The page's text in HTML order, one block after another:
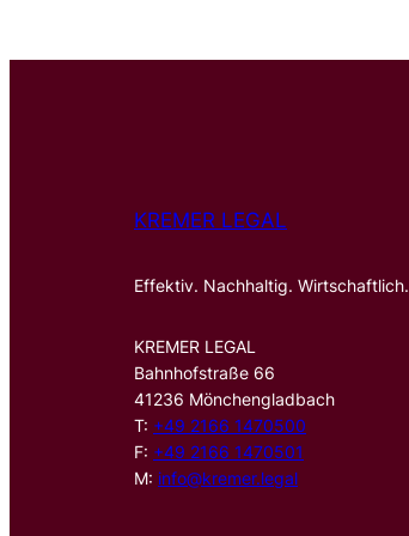
KREMER LEGAL
Effektiv. Nachhaltig. Wirtschaftlich.
KREMER LEGAL
Bahnhofstraße 66
41236 Mönchengladbach
T: +49 2166 1470500
F: +49 2166 1470501
M: info@kremer.legal